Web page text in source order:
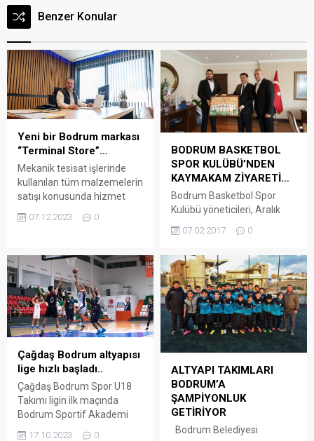
Benzer Konular
Yeni bir Bodrum markası
“Terminal Store”…
Mekanik tesisat işlerinde
kullanılan tüm malzemelerin
satışı konusunda hizmet
Bodrum markası “Terminal
Bodrum Haber – Lojistik ve
stoklama gücü ile projelerin
ihtiyaç duyduğu ürünleri
zaman kaybı yaşatmadan
sağlamayı hedefleyen
“Terminal Store” 9 Aralık
Cumartesi günü açılıyor.
Konacık Mah. Atatürk...
07.12.2023 0
BODRUM BASKETBOL
SPOR KULÜBÜ’NDEN
KAYMAKAM ZİYARETİ…
Bodrum Basketbol Spor
Kulübü yöneticileri, Aralık
Kaymakam Bekir Yılmaz’a
bulundu Başkan Yiğit
Özmen, Kulüp Menajeri
Umut Lafatan ve Basın
Sorumlusu Zeynep Çiğdem
Dedeoğlu yaptığı ziyarette
Kırçiçeği Bodrum Basket
Takımının Şampiyon
kadrosunun fotoğrafını
hediye etti. Bodrum’da
gerçekleştirilen spor
etkinlikleri üzerine yapılan
sohbette, Kaymakam Bekir
Yılmaz sporun...
07.02.2017 0
Çağdaş Bodrum altyapısı
lige hızlı başladı..
Çağdaş Bodrum Spor U18
Takımı ligin ilk maçında
Bodrum Sportif Akademi
17.10.2023 0
ALTYAPI TAKIMLARI
BODRUM’A
ŞAMPİYONLUK
GETİRİYOR
Bodrum Belediyesi